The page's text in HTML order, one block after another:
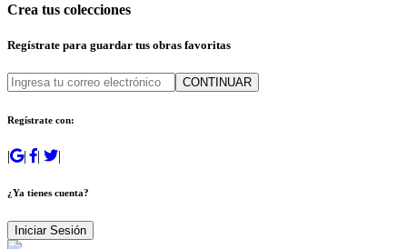
Crea tus colecciones
Regístrate para guardar tus obras favoritas
CONTINUAR
Regístrate con:
| | | |
¿Ya tienes cuenta?
Iniciar Sesión